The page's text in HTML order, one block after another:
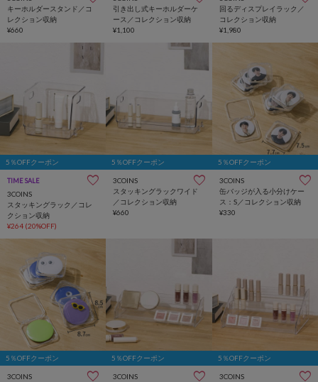
キーホルダースタンド／コ
レクション収納
¥660
引き出し式キーホルダーケ
ース／コレクション収納
¥1,100
回るディスプレイラック／
コレクション収納
¥1,980
5％OFFクーポン
TIME SALE
3COINS
スタッキングラック／コレ
クション収納
¥264 (20%OFF)
5％OFFクーポン
3COINS
スタッキングラックワイド
／コレクション収納
¥660
5％OFFクーポン
3COINS
缶バッジが入る小分けケー
ス：S／コレクション収納
¥330
5％OFFクーポン
3COINS
5％OFFクーポン
3COINS
5％OFFクーポン
3COINS